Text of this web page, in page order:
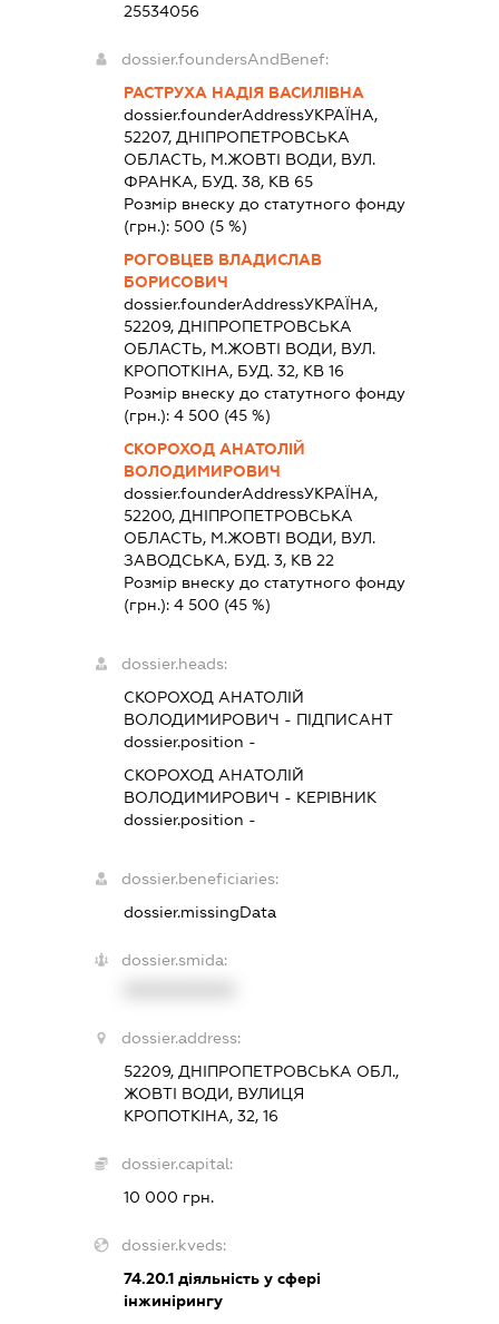
25534056
dossier.foundersAndBenef:
РАСТРУХА НАДІЯ ВАСИЛІВНА
dossier.founderAddressУКРАЇНА,
52207, ДНIПРОПЕТРОВСЬКА
ОБЛАСТЬ, М.ЖОВТІ ВОДИ, ВУЛ.
ФРАНКА, БУД. 38, КВ 65
Розмір внеску до статутного фонду
(грн.):500 (5 %)
РОГОВЦЕВ ВЛАДИСЛАВ
БОРИСОВИЧ
dossier.founderAddressУКРАЇНА,
52209, ДНIПРОПЕТРОВСЬКА
ОБЛАСТЬ, М.ЖОВТІ ВОДИ, ВУЛ.
КРОПОТКІНА, БУД. 32, КВ 16
Розмір внеску до статутного фонду
(грн.):4 500 (45 %)
СКОРОХОД АНАТОЛІЙ
ВОЛОДИМИРОВИЧ
dossier.founderAddressУКРАЇНА,
52200, ДНIПРОПЕТРОВСЬКА
ОБЛАСТЬ, М.ЖОВТІ ВОДИ, ВУЛ.
ЗАВОДСЬКА, БУД. 3, КВ 22
Розмір внеску до статутного фонду
(грн.):4 500 (45 %)
dossier.heads:
СКОРОХОД АНАТОЛІЙ
ВОЛОДИМИРОВИЧ - ПІДПИСАНТ
dossier.position -
СКОРОХОД АНАТОЛІЙ
ВОЛОДИМИРОВИЧ - КЕРІВНИК
dossier.position -
dossier.beneficiaries:
dossier.missingData
dossier.smida:
dossier.address:
52209, ДНІПРОПЕТРОВСЬКА ОБЛ.,
ЖОВТІ ВОДИ, ВУЛИЦЯ
КРОПОТКІНА, 32, 16
dossier.capital:
10 000 грн.
dossier.kveds:
74.20.1 діяльність у сфері
інжинірингу